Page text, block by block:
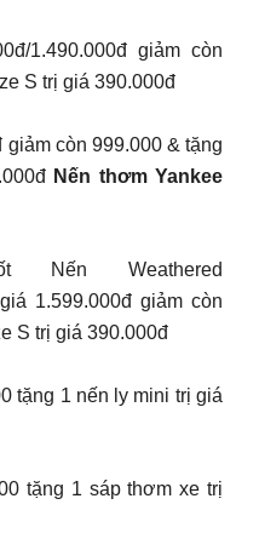
1.490.000đ giảm còn
S trị giá 390.000đ
còn 999.000 & tặng
Nến thơm Yankee
Weathered
1.599.000đ giảm còn
S trị giá 390.000đ
tặng 1 nến ly mini trị giá
tặng 1 sáp thơm xe trị